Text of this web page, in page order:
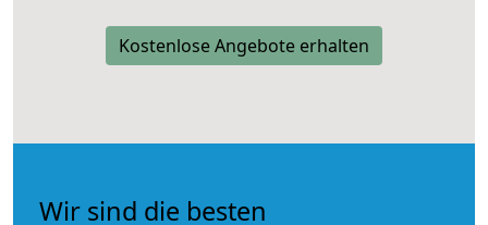
Kostenlose Angebote erhalten
Wir sind die besten